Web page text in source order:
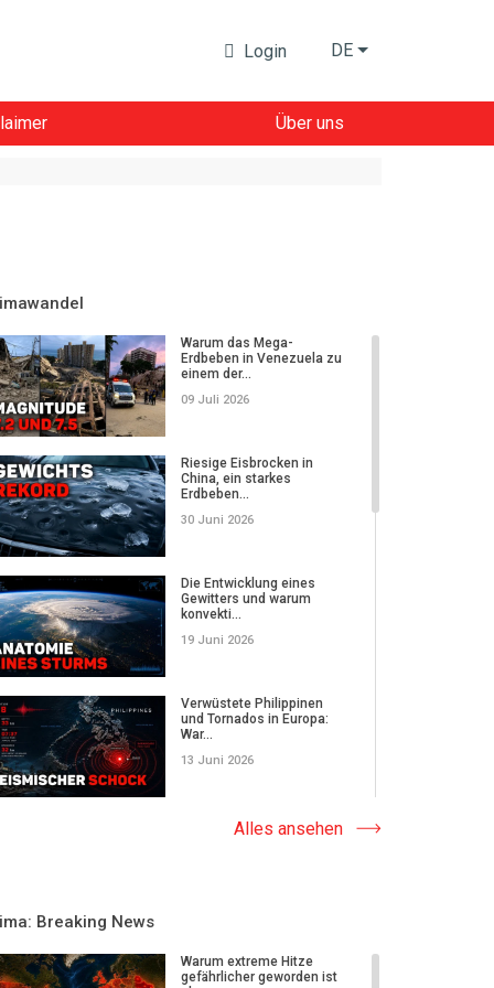
Login DE
Über uns
Warum das Mega-
Erdbeben in Venezuela zu
einem der...
09 Juli 2026
Riesige Eisbrocken in
China, ein starkes
Erdbeben...
30 Juni 2026
Die Entwicklung eines
Gewitters und warum
konvekti...
19 Juni 2026
Verwüstete Philippinen
und Tornados in Europa:
War...
13 Juni 2026
Hitzewellen in Europa und
die verborgenen
bislang ruhige Regionen,
un...
Alles ansehen
Breaking News
Warum extreme Hitze
gefährlicher geworden ist